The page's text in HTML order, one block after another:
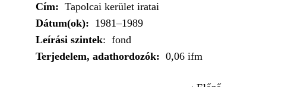
Cím: Tapolcai kerület iratai
Dátum(ok): 1981–1989
Leírási szintek: fond
Terjedelem, adathordozók: 0,06 ifm